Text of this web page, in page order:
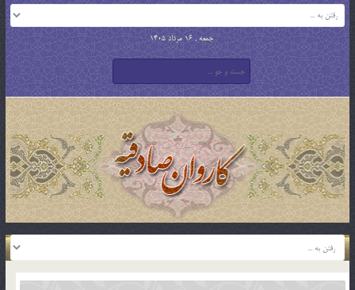
جمعه , 16 مرداد 1405